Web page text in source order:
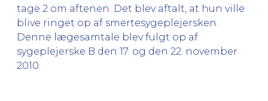
tage 2 om aftenen. Det blev aftalt, at hun ville
blive ringet op af smertesygeplejersken.
Denne lægesamtale blev fulgt op af
sygeplejerske B den 17. og den 22. november
2010.